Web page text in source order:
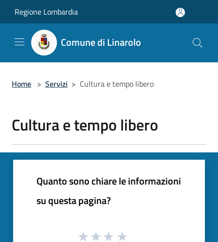
Regione Lombardia
Comune di Linarolo
Home > Servizi > Cultura e tempo libero
Cultura e tempo libero
Quanto sono chiare le informazioni
su questa pagina?